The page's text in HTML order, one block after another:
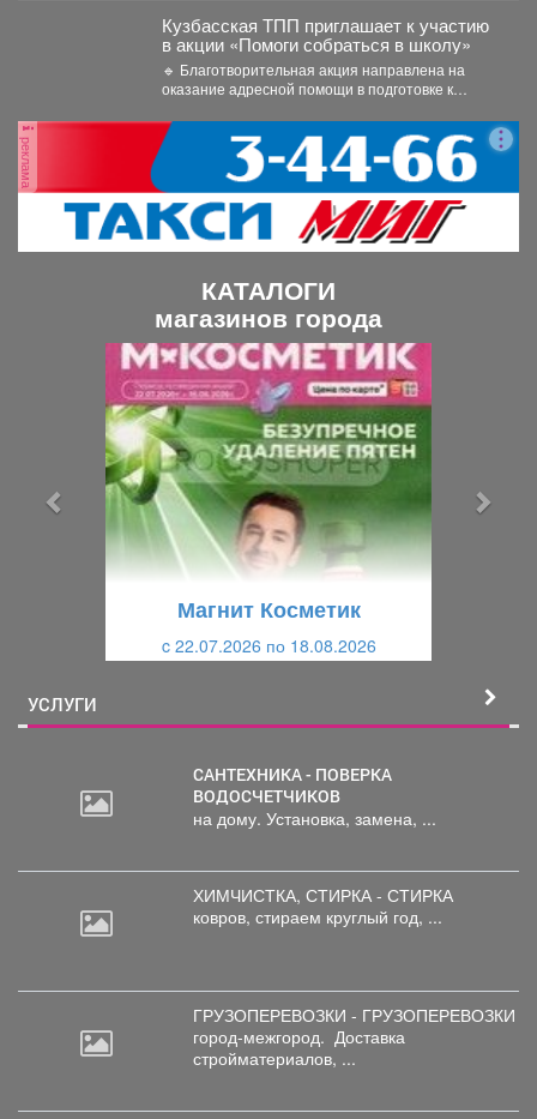
Кузбасская ТПП приглашает к участию
в акции «Помоги собраться в школу»
🔹 Благотворительная акция направлена на
оказание адресной помощи в подготовке к
реклама
КАТАЛОГИ
магазинов города
Магнит Косметик
c 22.07.2026 по 18.08.2026
УСЛУГИ
САНТЕХНИКА - ПОВЕРКА
ВОДОСЧЕТЧИКОВ
на дому. Установка, замена, ...
ХИМЧИСТКА, СТИРКА - СТИРКА
ковров, стираем круглый год, ...
ГРУЗОПЕРЕВОЗКИ - ГРУЗОПЕРЕВОЗКИ
город-межгород. Доставка
стройматериалов, ...